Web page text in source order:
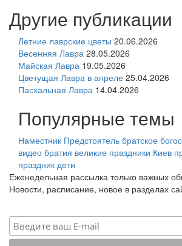
Другие публикации
Летние лаврские цветы 20.06.2026
Весенняя Лавра 28.05.2026
Майская Лавра 19.05.2026
Цветущая Лавра в апреле 25.04.2026
Пасхальная Лавра 14.04.2026
Популярные темы
Наместник Предстоятель братское
видео братия великие праздники Киев
праздник дети
Еженедельная рассылка только важных
Новости, расписание, новое в разделах